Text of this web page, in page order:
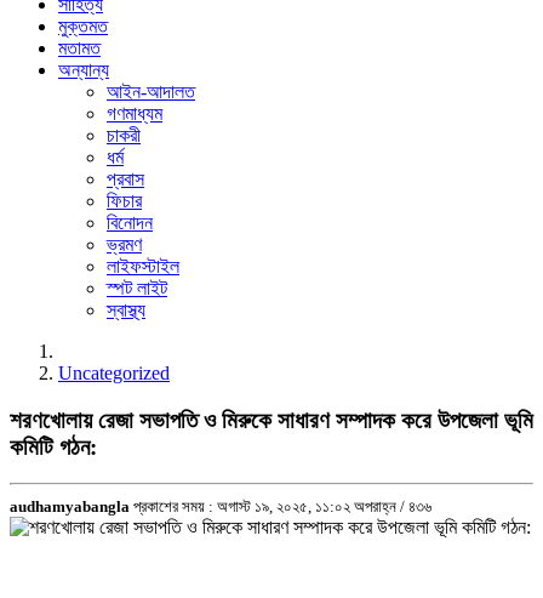
সাহিত্য
মুক্তমত
মতামত
অন্যান্য
আইন-আদালত
গণমাধ্যম
চাকরী
ধর্ম
প্রবাস
ফিচার
বিনোদন
ভ্রমণ
লাইফস্টাইল
স্পট লাইট
স্বাস্থ্য
Uncategorized
শরণখোলায় রেজা সভাপতি ও মিরুকে সাধারণ সম্পাদক করে উপজেলা ভূমি
কমিটি গঠন:
audhamyabangla প্রকাশের সময় : অগাস্ট ১৯, ২০২৫, ১১:০২ অপরাহ্ন / ৪৩৬